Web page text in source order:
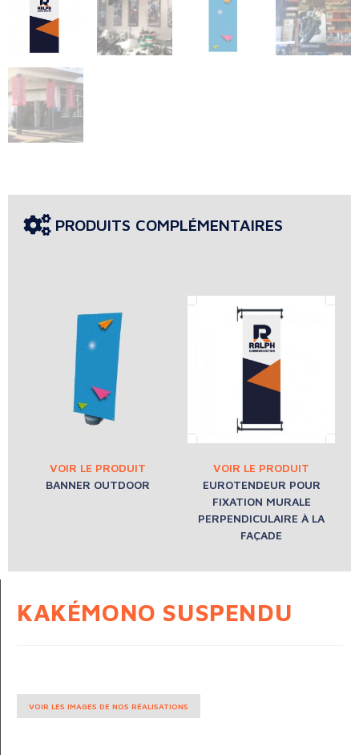
PRODUITS COMPLÉMENTAIRES
BANNER OUTDOOR
EUROTENDEUR POUR
FIXATION MURALE
PERPENDICULAIRE À LA
FAÇADE
KAKÉMONO SUSPENDU
VOIR LES IMAGES DE NOS RÉALISATIONS